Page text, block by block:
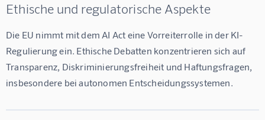
Ethische und regulatorische Aspekte
Die EU nimmt mit dem AI Act eine Vorreiterrolle in der KI-
Regulierung ein. Ethische Debatten konzentrieren sich auf
Transparenz, Diskriminierungsfreiheit und Haftungsfragen,
insbesondere bei autonomen Entscheidungssystemen.